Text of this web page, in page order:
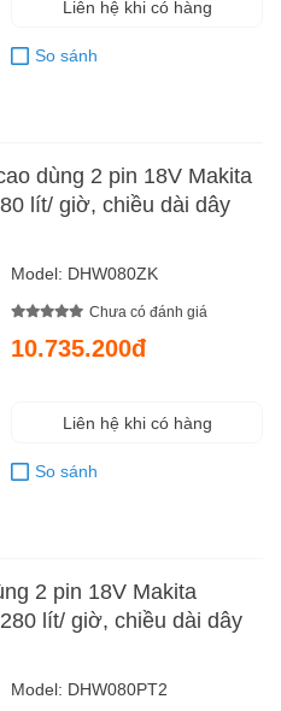
Liên hệ khi có hàng
So sánh
dùng 2 pin 18V Makita
lít/ giờ, chiều dài dây
Model: DHW080ZK
Chưa có đánh giá
10.735.200đ
Liên hệ khi có hàng
So sánh
2 pin 18V Makita
lít/ giờ, chiều dài dây
Model: DHW080PT2